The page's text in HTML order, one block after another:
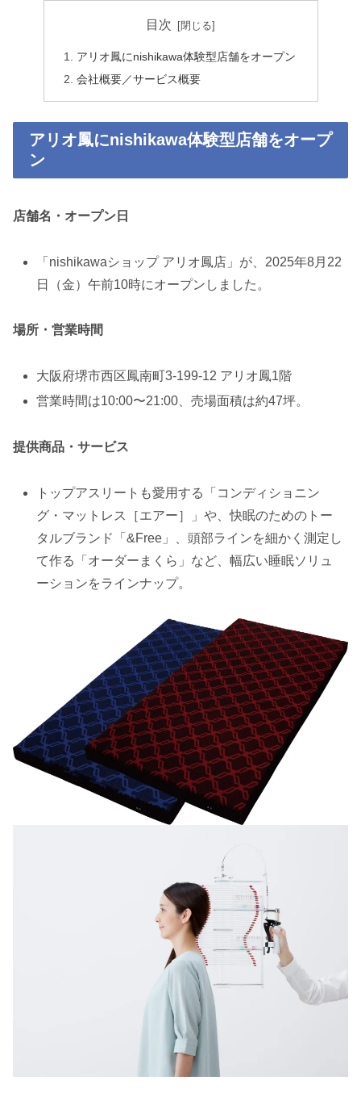
目次
アリオ鳳にnishikawa体験型店舗をオープン
会社概要／サービス概要
アリオ鳳にnishikawa体験型店舗をオープ
ン
店舗名・オープン日
「nishikawaショップ アリオ鳳店」が、2025年8月22
日（金）午前10時にオープンしました。
場所・営業時間
大阪府堺市西区鳳南町3‑199‑12 アリオ鳳1階
営業時間は10:00〜21:00、売場面積は約47坪。
提供商品・サービス
トップアスリートも愛用する「コンディショニン
グ・マットレス［エアー］」や、快眠のためのトー
タルブランド「&Free」、頭部ラインを細かく測定し
て作る「オーダーまくら」など、幅広い睡眠ソリュ
ーションをラインナップ。